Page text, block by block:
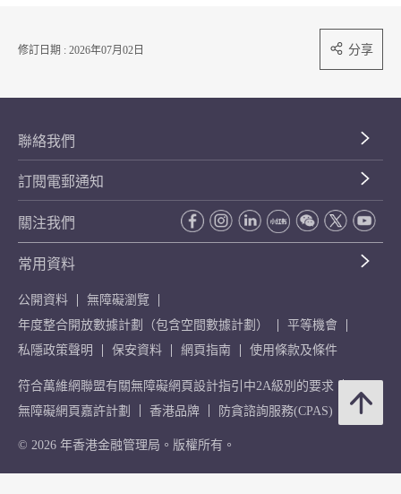
修訂日期 : 2026年07月02日 分享
聯絡我們
訂閱電郵通知
關注我們
常用資料
公開資料
無障礙瀏覽
年度整合開放數據計劃（包含空間數據計劃）
平等機會
私隱政策聲明
保安資料 網頁指南 使用條款及條件
符合萬維網聯盟有關無障礙網頁設計指引中2A級別的要求
無障礙網頁嘉許計劃
香港品牌 防貪諮詢服務(CPAS)
© 2026 年香港金融管理局。版權所有。